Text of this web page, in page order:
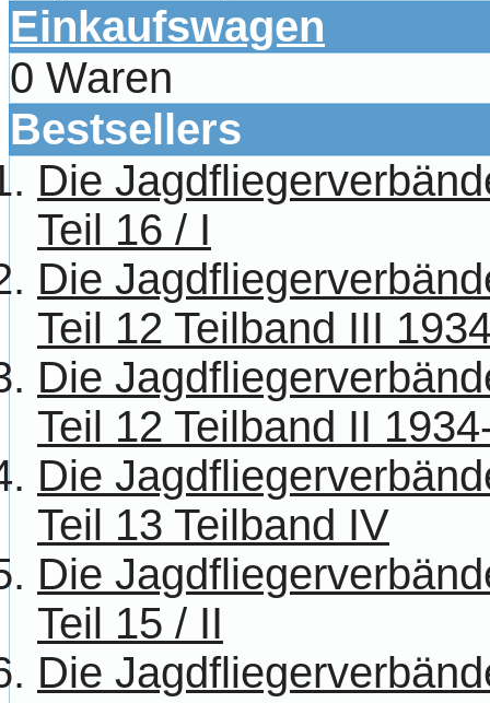
Einkaufswagen
0 Waren
Bestsellers
Die
Teil 16 / I
Die
Teil 12 Teilband III
Die
Teil 12 Teilband II
Die
Teil 13 Teilband IV
Die
Teil 15 / II
Die